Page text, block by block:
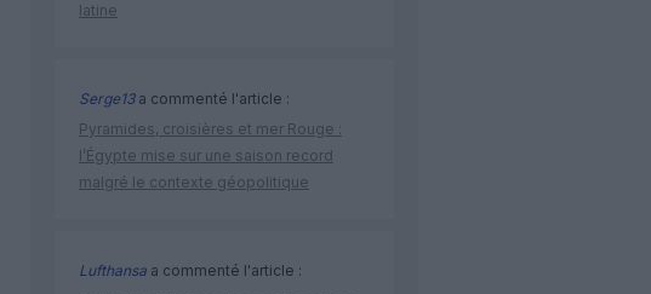
latine
Serge13a commenté l'article :
Pyramides, croisières et mer Rouge :
l’Égypte mise sur une saison record
malgré le contexte géopolitique
Lufthansa a commenté l'article :